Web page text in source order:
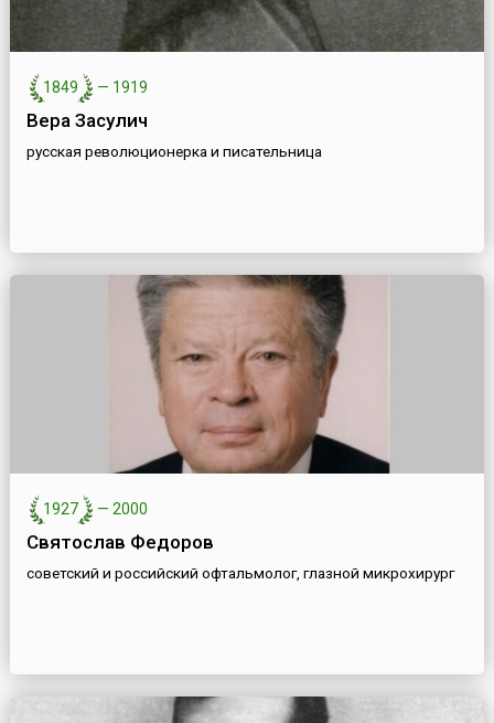
1849 — 1919
Вера Засулич
русская революционерка и писательница
1927 — 2000
Святослав Федоров
советский и российский офтальмолог, глазной микрохирург